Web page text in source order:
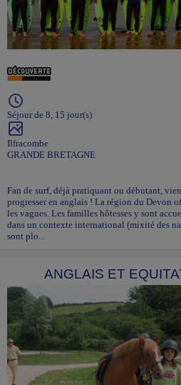
Séjour de 8, 15 jour(s)
Ilfracombe
GRANDE BRETAGNE
Fan de surf, déjà pratiquant ou débutant,
progresser en anglais ! La région du Devon
les vagues. Les familles hôtesses y sont
dans un contexte international (mixité des
sont plo...
ANGLAIS ET